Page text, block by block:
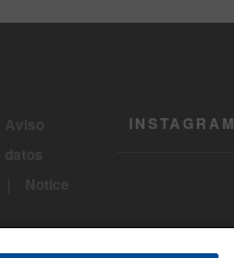
INSTAGRAM